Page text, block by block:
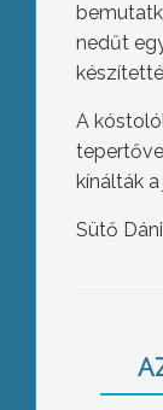
nedűt
A
kínálták
Sütő